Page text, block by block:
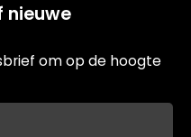
nieuwe
om op de hoogte